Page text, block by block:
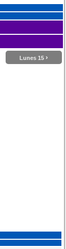
Lunes 15 ›